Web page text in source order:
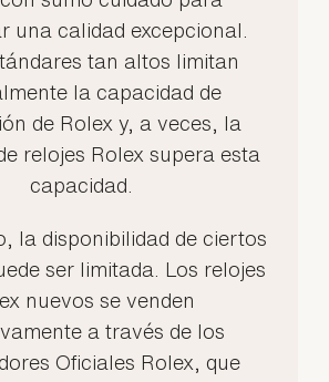
una calidad excepcional.
tan altos limitan
la capacidad de
de Rolex y, a veces, la
relojes Rolex supera esta
capacidad.
la disponibilidad de ciertos
ser limitada. Los relojes
nuevos se venden
a través de los
Oficiales Rolex, que